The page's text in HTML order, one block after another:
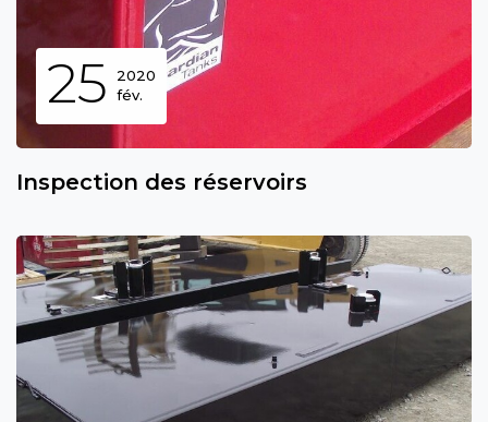
25
2020
fév.
Inspection des réservoirs